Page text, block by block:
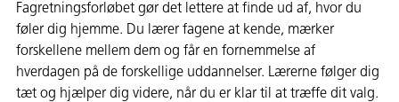
Fagretningsforløbet gør det lettere at finde ud af, hvor du
føler dig hjemme. Du lærer fagene at kende, mærker
forskellene mellem dem og får en fornemmelse af
hverdagen på de forskellige uddannelser. Lærerne følger dig
tæt og hjælper dig videre, når du er klar til at træffe dit valg.